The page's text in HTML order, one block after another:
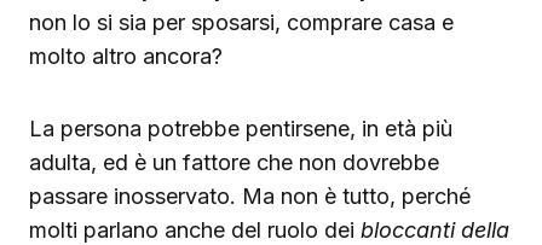
non lo si sia per sposarsi, comprare casa e
molto altro ancora?
La persona potrebbe pentirsene, in età più
adulta, ed è un fattore che non dovrebbe
passare inosservato. Ma non è tutto, perché
molti parlano anche del ruolo dei bloccanti della